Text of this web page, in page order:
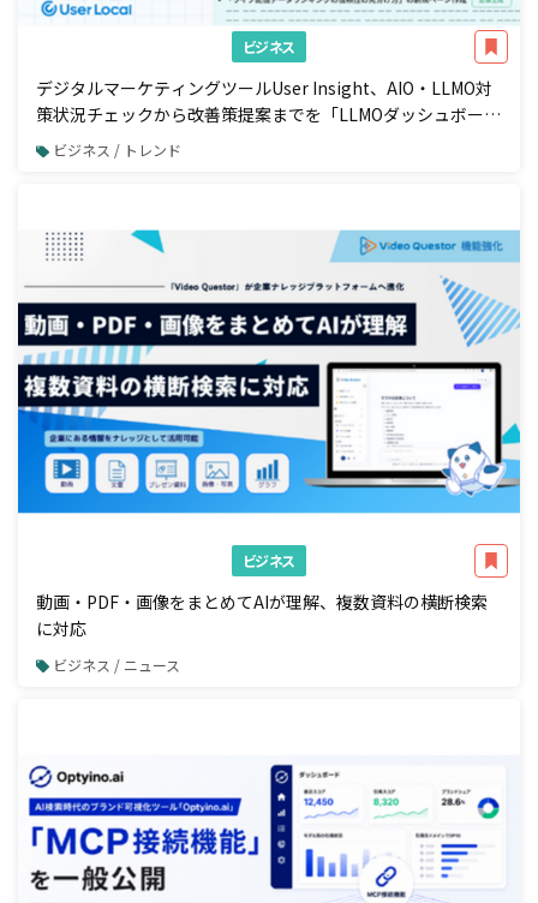
ビジネス
デジタルマーケティングツールUser Insight、AIO・LLMO対
策状況チェックから改善策提案までを「LLMOダッシュボー
ド」で一元管理
ビジネス / トレンド
ビジネス
動画・PDF・画像をまとめてAIが理解、複数資料の横断検索
に対応
ビジネス / ニュース